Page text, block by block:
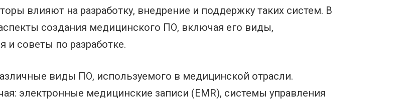
влияют на разработку, внедрение и поддержку таких систем. В
создания медицинского ПО, включая его виды,
и советы по разработке.
виды ПО, используемого в медицинской отрасли.
электронные медицинские записи (EMR), системы управления